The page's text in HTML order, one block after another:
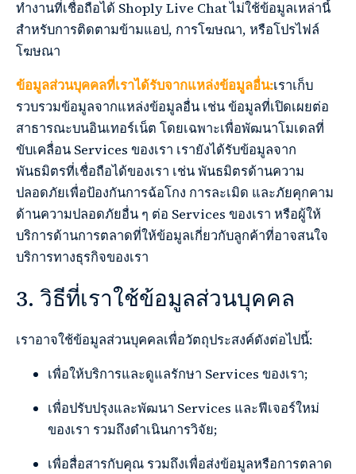
ทำงานที่เชื่อถือได้ Shoply Live Chat ไม่ใช้ข้อมูลเหล่านี้
สำหรับการติดตามข้ามแอป, การโฆษณา, หรือโปรไฟล์
โฆษณา
ข้อมูลส่วนบุคคลที่เราได้รับจากแหล่งข้อมูลอื่น:เราเก็บ
รวบรวมข้อมูลจากแหล่งข้อมูลอื่น เช่น ข้อมูลที่เปิดเผยต่อ
สาธารณะบนอินเทอร์เน็ต โดยเฉพาะเพื่อพัฒนาโมเดลที่
ขับเคลื่อน Services ของเรา เรายังได้รับข้อมูลจาก
พันธมิตรที่เชื่อถือได้ของเรา เช่น พันธมิตรด้านความ
ปลอดภัยเพื่อป้องกันการฉ้อโกง การละเมิด และภัยคุกคาม
ด้านความปลอดภัยอื่น ๆ ต่อ Services ของเรา หรือผู้ให้
บริการด้านการตลาดที่ให้ข้อมูลเกี่ยวกับลูกค้าที่อาจสนใจ
บริการทางธุรกิจของเรา
3. วิธีที่เราใช้ข้อมูลส่วนบุคคล
เราอาจใช้ข้อมูลส่วนบุคคลเพื่อวัตถุประสงค์ดังต่อไปนี้:
เพื่อให้บริการและดูแลรักษา Services ของเรา;
เพื่อปรับปรุงและพัฒนา Services และฟีเจอร์ใหม่
ของเรา รวมถึงดำเนินการวิจัย;
เพื่อสื่อสารกับคุณ รวมถึงเพื่อส่งข้อมูลหรือการตลาด